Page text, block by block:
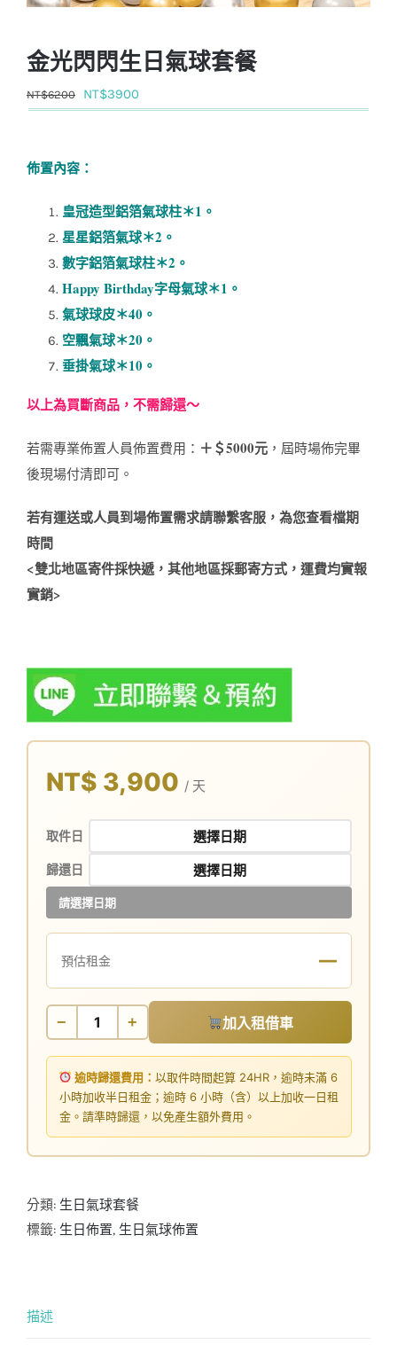
金光閃閃生日氣球套餐
NT$6200
原
格：
NT$3900
佈置內容：
皇冠造型鋁箔氣球柱＊1。
星星鋁箔氣球＊2。
數字鋁箔氣球柱＊2。
Happy Birthday字母氣球＊1。
氣球球皮＊40。
空飄氣球＊20。
垂掛氣球＊10。
以上為買斷商品，不需歸還～
若需專業佈置人員佈置費用： ＋＄5000元 ，屆時場佈完畢
後現場付清即可。
若有運送或人員到場佈置需求請聯繫客服，為您查看檔期
時間
<雙北地區寄件採快遞，其他地區採郵寄方式，運費均實報
實銷>
NT$ 3,900 / 天
取件日
歸還日
請選擇日期
預估租金 —
− + 加入租借車
逾時歸還費用：以取件時間起算 24HR，逾時未滿 6
小時加收半日租金；逾時 6 小時（含）以上加收一日租
金。請準時歸還，以免產生額外費用。
分類: 生日氣球套餐
標籤: 生日佈置, 生日氣球佈置
描述